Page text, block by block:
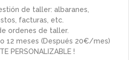
de taller: albaranes,
facturas, etc.
ordenes de taller.
12 meses (Después 20€/mes)
PERSONALIZABLE !